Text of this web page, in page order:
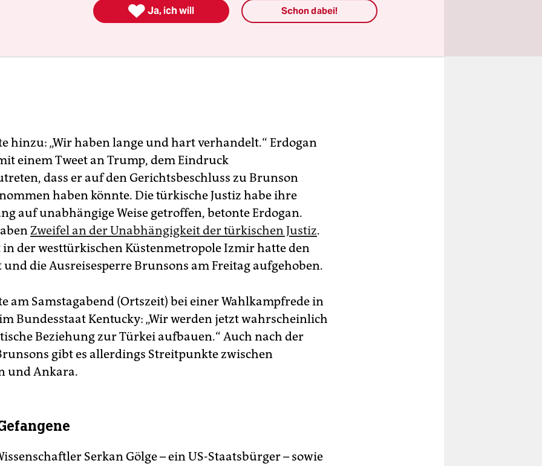
hinzu: „Wir haben lange und hart verhandelt.“ Erdogan
einem Tweet an Trump, dem Eindruck
dass er auf den Gerichtsbeschluss zu Brunson
haben könnte. Die türkische Justiz habe ihre
auf unabhängige Weise getroffen, betonte Erdogan.
Zweifel an der Unabhängigkeit der türkischen Justiz.
in der westtürkischen Küstenmetropole Izmir hatte den
die Ausreisesperre Brunsons am Freitag aufgehoben.
am Samstagabend (Ortszeit) bei einer Wahlkampfrede in
Bundesstaat Kentucky: „Wir werden jetzt wahrscheinlich
Beziehung zur Türkei aufbauen.“ Auch nach der
gibt es allerdings Streitpunkte zwischen
und Ankara.
Serkan Gölge – ein US-Staatsbürger – sowie
 Ja, ich will Schon dabei!